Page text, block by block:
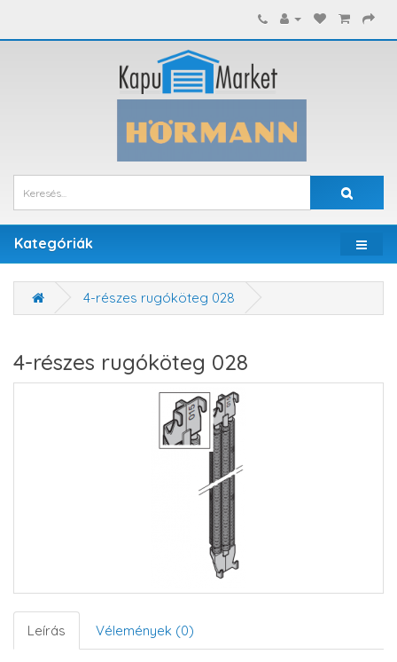
Kategóriák
4-részes rugóköteg 028
4-részes rugóköteg 028
Leírás Vélemények (0)